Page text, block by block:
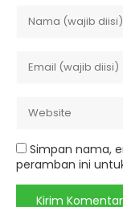
Simpan nama,
peramban ini